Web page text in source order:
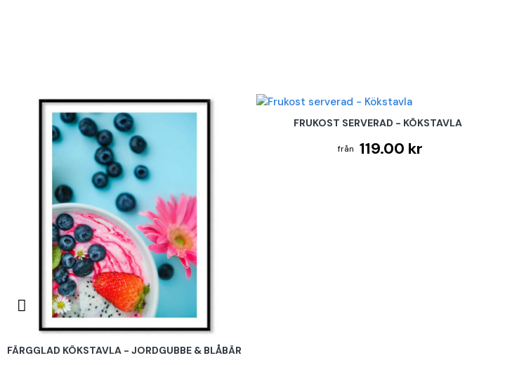
FÄRGGLAD KÖKSTAVLA - JORDGUBBE & BLÅBÄR
FRUKOST SERVERAD - KÖKSTAVLA
119.00 kr